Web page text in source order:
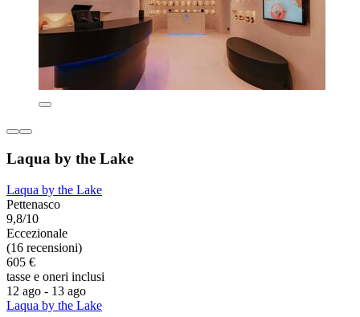
Laqua by the Lake
Laqua by the Lake
Pettenasco
9,8/10
Eccezionale
(16 recensioni)
605 €
tasse e oneri inclusi
12 ago - 13 ago
Laqua by the Lake